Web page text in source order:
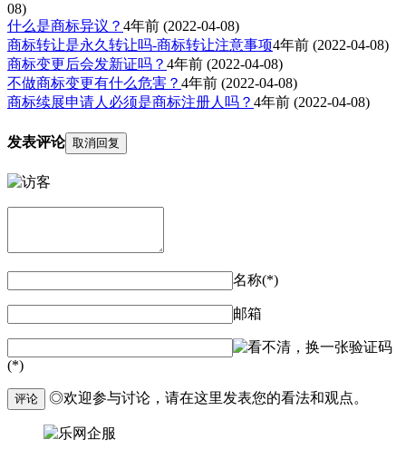
08)
什么是商标异议？ 4年前 (2022-04-08)
商标转让是永久转让吗-商标转让注意事项4年前 (2022-04-08)
商标变更后会发新证吗？ 4年前 (2022-04-08)
不做商标变更有什么危害？ 4年前 (2022-04-08)
商标续展申请人必须是商标注册人吗？ 4年前 (2022-04-08)
发表评论 取消回复
名称(*)
邮箱
验证码
(*)
评论 ◎欢迎参与讨论，请在这里发表您的看法和观点。